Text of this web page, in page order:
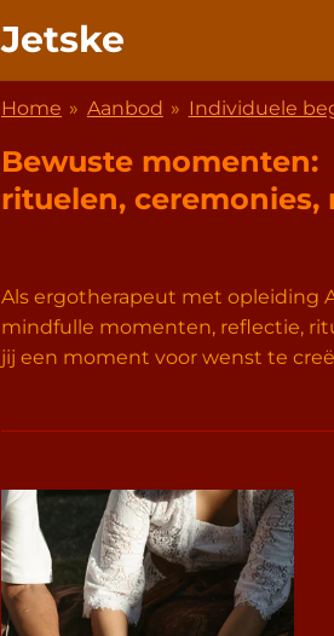
Jetske
Home » Aanbod » Individuele
Bewuste momenten:
rituelen,
Als ergotherapeut met opleiding
mindfulle momenten, reflectie,
jij een moment voor wenst te